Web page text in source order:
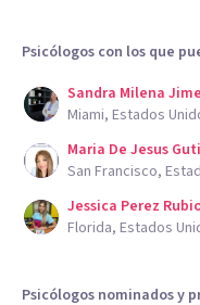
Psicólogos con los que
Sandra Milena
Miami, Estados
Maria De Jesus
San Francisco,
Jessica Perez
Florida, Estados
Psicólogos nominados y